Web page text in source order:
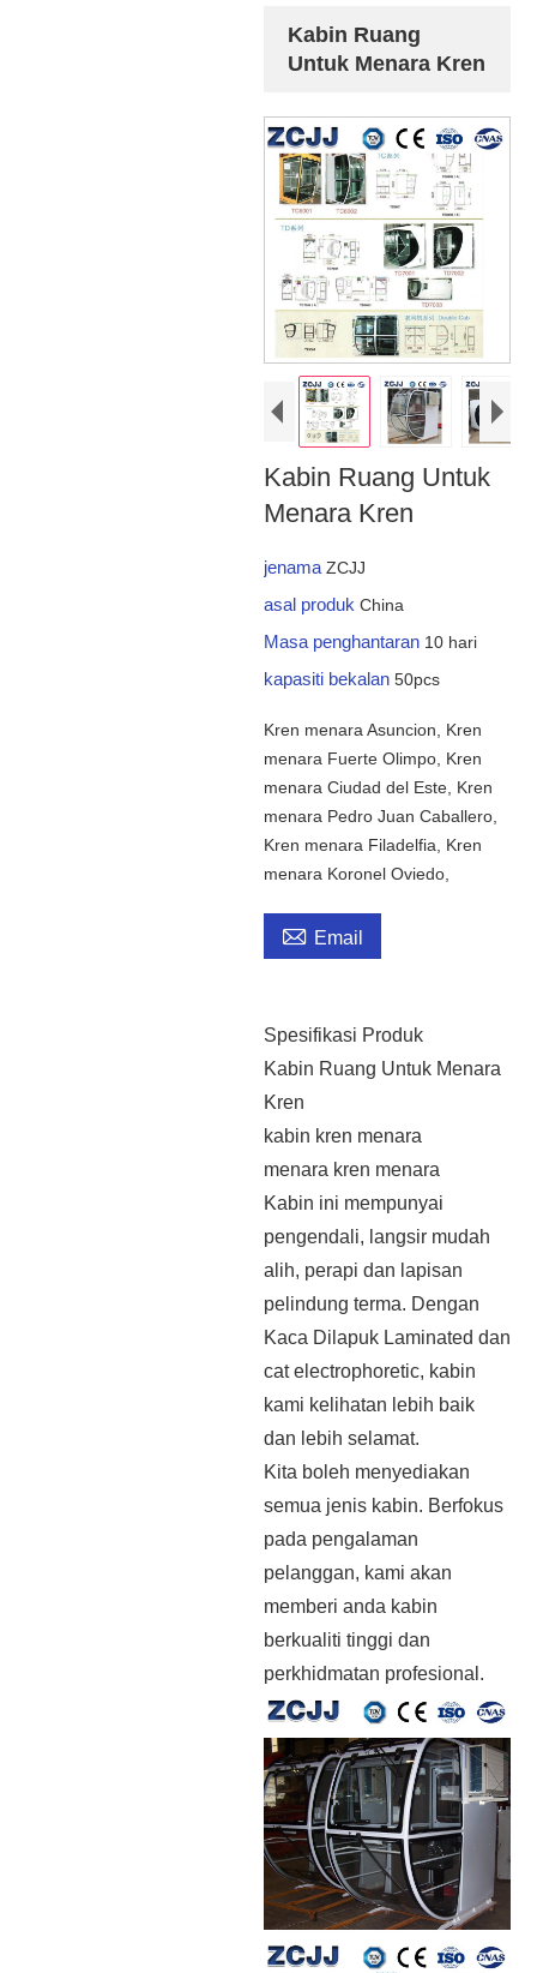
Kabin Ruang
Untuk Menara Kren
Kabin Ruang Untuk
Menara Kren
jenamaZCJJ
asal produkChina
Masa penghantaran 10 hari
kapasiti bekalan50pcs
Kren menara Asuncion, Kren
menara Fuerte Olimpo, Kren
menara Ciudad del Este, Kren
menara Pedro Juan Caballero,
Kren menara Filadelfia, Kren
menara Koronel Oviedo,
 Email
Spesifikasi Produk
Kabin Ruang Untuk Menara
Kren
kabin kren menara
menara kren menara
Kabin ini mempunyai
pengendali, langsir mudah
alih, perapi dan lapisan
pelindung terma. Dengan
Kaca Dilapuk Laminated dan
cat electrophoretic, kabin
kami kelihatan lebih baik
dan lebih selamat.
Kita boleh menyediakan
semua jenis kabin. Berfokus
pada pengalaman
pelanggan, kami akan
memberi anda kabin
berkualiti tinggi dan
perkhidmatan profesional.